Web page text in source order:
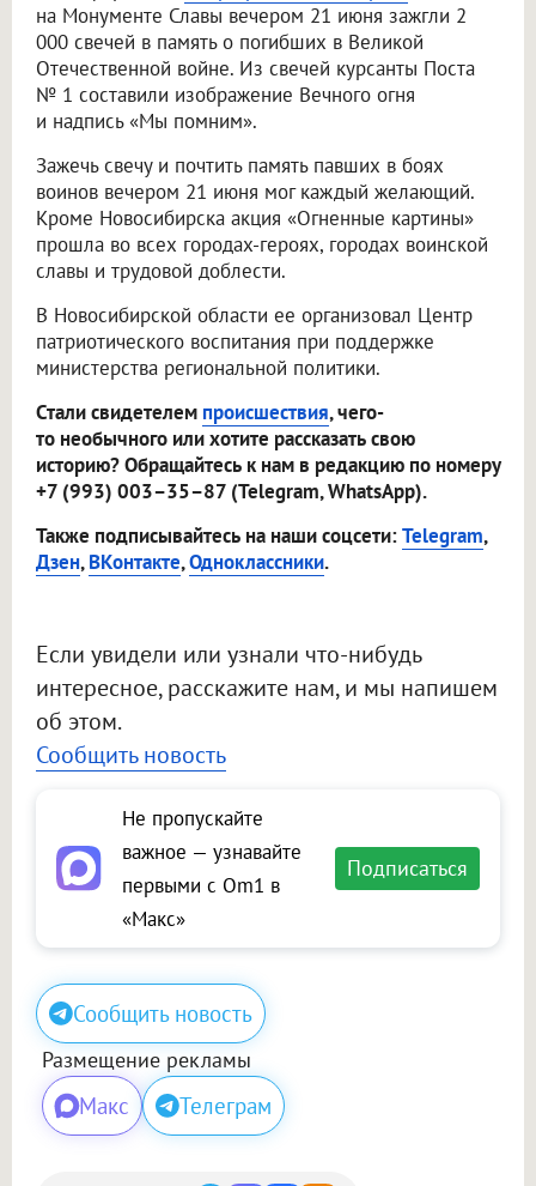
на Монументе Славы вечером 21 июня зажгли 2
000 свечей в память о погибших в Великой
Отечественной войне. Из свечей курсанты Поста
№ 1 составили изображение Вечного огня
и надпись «Мы помним».
Зажечь свечу и почтить память павших в боях
воинов вечером 21 июня мог каждый желающий.
Кроме Новосибирска акция «Огненные картины»
прошла во всех городах-героях, городах воинской
славы и трудовой доблести.
В Новосибирской области ее организовал Центр
патриотического воспитания при поддержке
министерства региональной политики.
Стали свидетелем происшествия, чего-
то необычного или хотите рассказать свою
историю? Обращайтесь к нам в редакцию по номеру
+7 (993) 003–35–87 (Telegram, WhatsApp).
Также подписывайтесь на наши соцсети:Telegram,
Дзен,ВКонтакте,Одноклассники.
Если увидели или узнали что-нибудь
интересное, расскажите нам, и мы напишем
об этом.
Сообщить новость
Не пропускайте
важное — узнавайте
первыми с Om1 в
«Макс»
Подписаться
Сообщить новость
Размещение рекламы
Макс Телеграм